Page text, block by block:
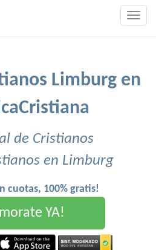
Limburg en
de Cristianos
en Limburg
cuotas, 100% gratis!
YA!